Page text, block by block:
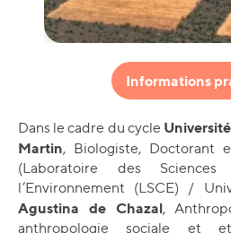
Informations
Dans le cadre du cycle
Martin, Biologiste, Doctorant
(Laboratoire des
l’Environnement (LSCE) /
Agustina de Chazal,
anthropologie sociale et